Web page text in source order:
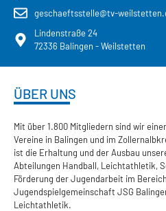
geschaeftsstelle@tv-
Lindenstraße 24
72336 Balingen - Weilstetten
ÜBER UNS
Mit über 1.800 Mitgliedern sind wir
Vereine in Balingen und im
ist die Erhaltung und der Ausbau
Abteilungen Handball, Leichtathletik,
Förderung der Jugendarbeit im
Jugendspielgemeinschaft JSG
Leichtathletik.